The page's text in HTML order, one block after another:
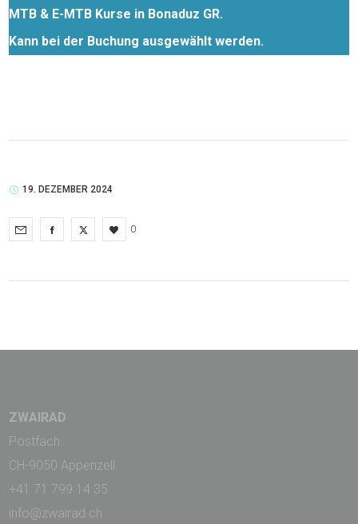
MTB & E-MTB Kurse in Bonaduz GR.
Kann bei der Buchung ausgewählt werden.
19. DEZEMBER 2024
0
ZWAIRAD
Postfach
CH-9050 Appenzell
+41 71 799 14 35
info@zwairad.ch